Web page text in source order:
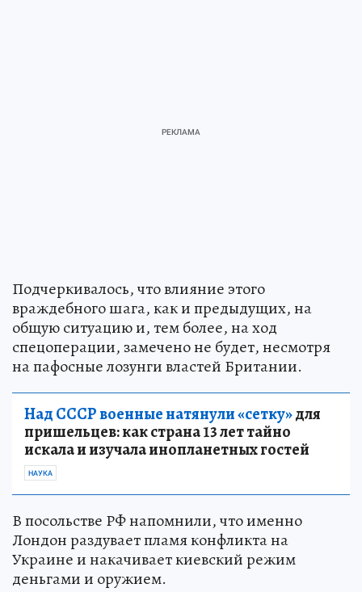
Подчеркивалось, что влияние этого
враждебного шага, как и предыдущих, на
общую ситуацию и, тем более, на ход
спецоперации, замечено не будет, несмотря
на пафосные лозунги властей Британии.
Над СССР военные натянули «сетку»для
пришельцев: как страна 13 лет тайно
искала и изучала инопланетных гостей
НАУКА
В посольстве РФ напомнили, что именно
Лондон раздувает пламя конфликта на
Украине и накачивает киевский режим
деньгами и оружием.